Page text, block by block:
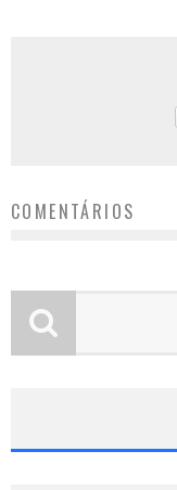
COMENTÁRIOS